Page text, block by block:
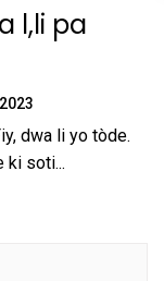
l,li pa
dwa li yo tòde.
ki soti...